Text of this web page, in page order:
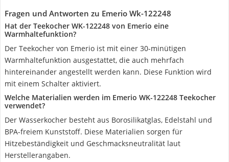
Fragen und Antworten zu Emerio Wk-122248
Hat der Teekocher WK-122248 von Emerio eine
Warmhaltefunktion?
Der Teekocher von Emerio ist mit einer 30-minütigen
Warmhaltefunktion ausgestattet, die auch mehrfach
hintereinander angestellt werden kann. Diese Funktion wird
mit einem Schalter aktiviert.
Welche Materialien werden im Emerio WK-122248 Teekocher
verwendet?
Der Wasserkocher besteht aus Borosilikatglas, Edelstahl und
BPA-freiem Kunststoff. Diese Materialien sorgen für
Hitzebeständigkeit und Geschmacksneutralität laut
Herstellerangaben.